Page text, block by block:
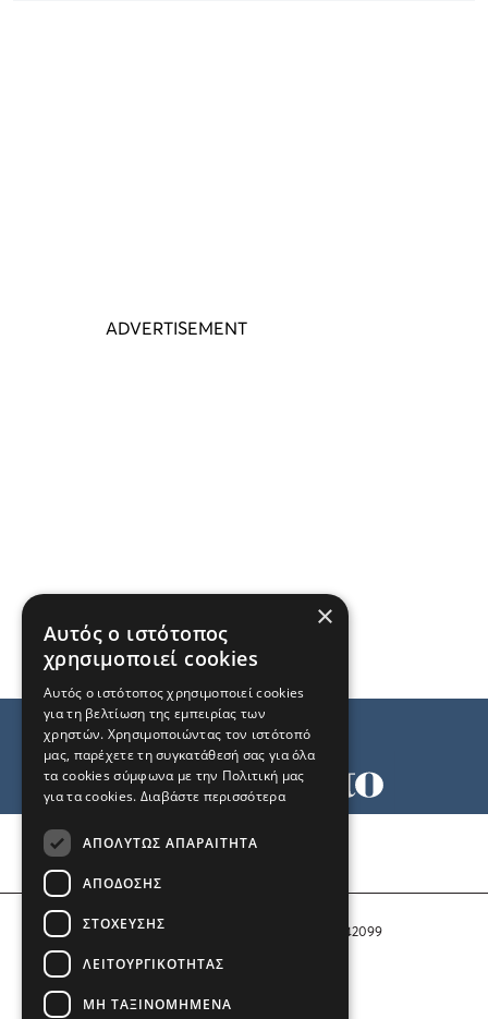
Αριθμός Πιστοποίησης Μ.Η.Τ. 242099
COPYRIGHT © 2026 Το Μανιφέστο
×
Αυτός ο ιστότοπος
χρησιμοποιεί cookies
Αυτός ο ιστότοπος χρησιμοποιεί cookies
για τη βελτίωση της εμπειρίας των
χρηστών. Χρησιμοποιώντας τον ιστότοπό
μας, παρέχετε τη συγκατάθεσή σας για όλα
τα cookies σύμφωνα με την Πολιτική μας
για τα cookies. Διαβάστε περισσότερα
ΑΠΟΛΎΤΩΣ ΑΠΑΡΑΊΤΗΤΑ
ΑΠΌΔΟΣΗΣ
ΣΤΌΧΕΥΣΗΣ
ΛΕΙΤΟΥΡΓΙΚΌΤΗΤΑΣ
ΜΗ ΤΑΞΙΝΟΜΗΜΈΝΑ